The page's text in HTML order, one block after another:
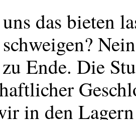
das bieten
Ende. Die
in den